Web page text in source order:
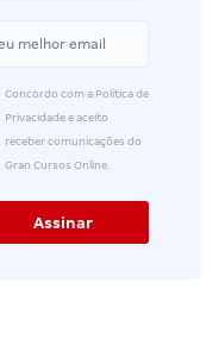
Concordo com a Política de
Privacidade e aceito
receber comunicações do
Gran Cursos Online.